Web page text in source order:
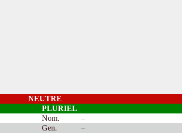
NEUTRE
PLURIEL
Nom.
–
Gen.
–